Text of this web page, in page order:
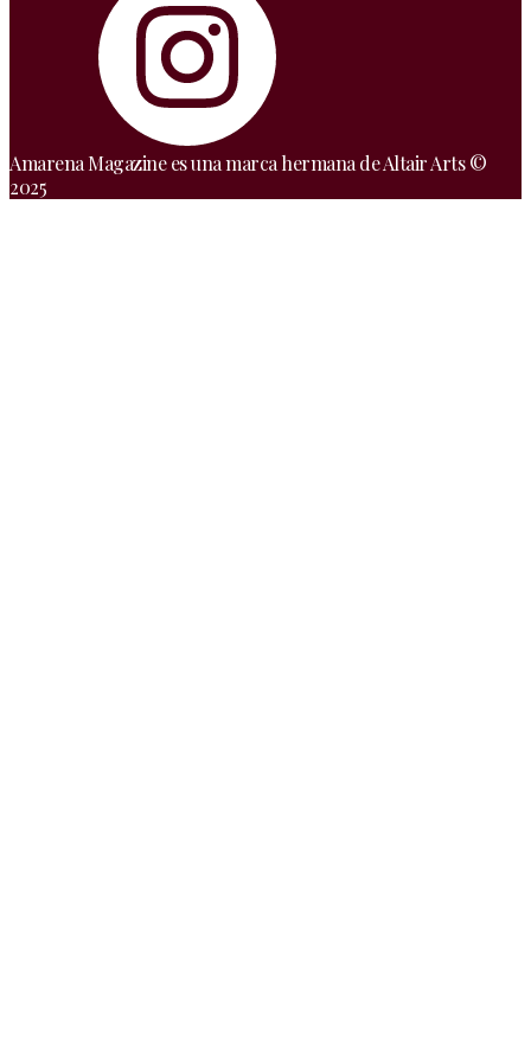
Amarena Magazine es una marca hermana de Altair Arts ©
2025